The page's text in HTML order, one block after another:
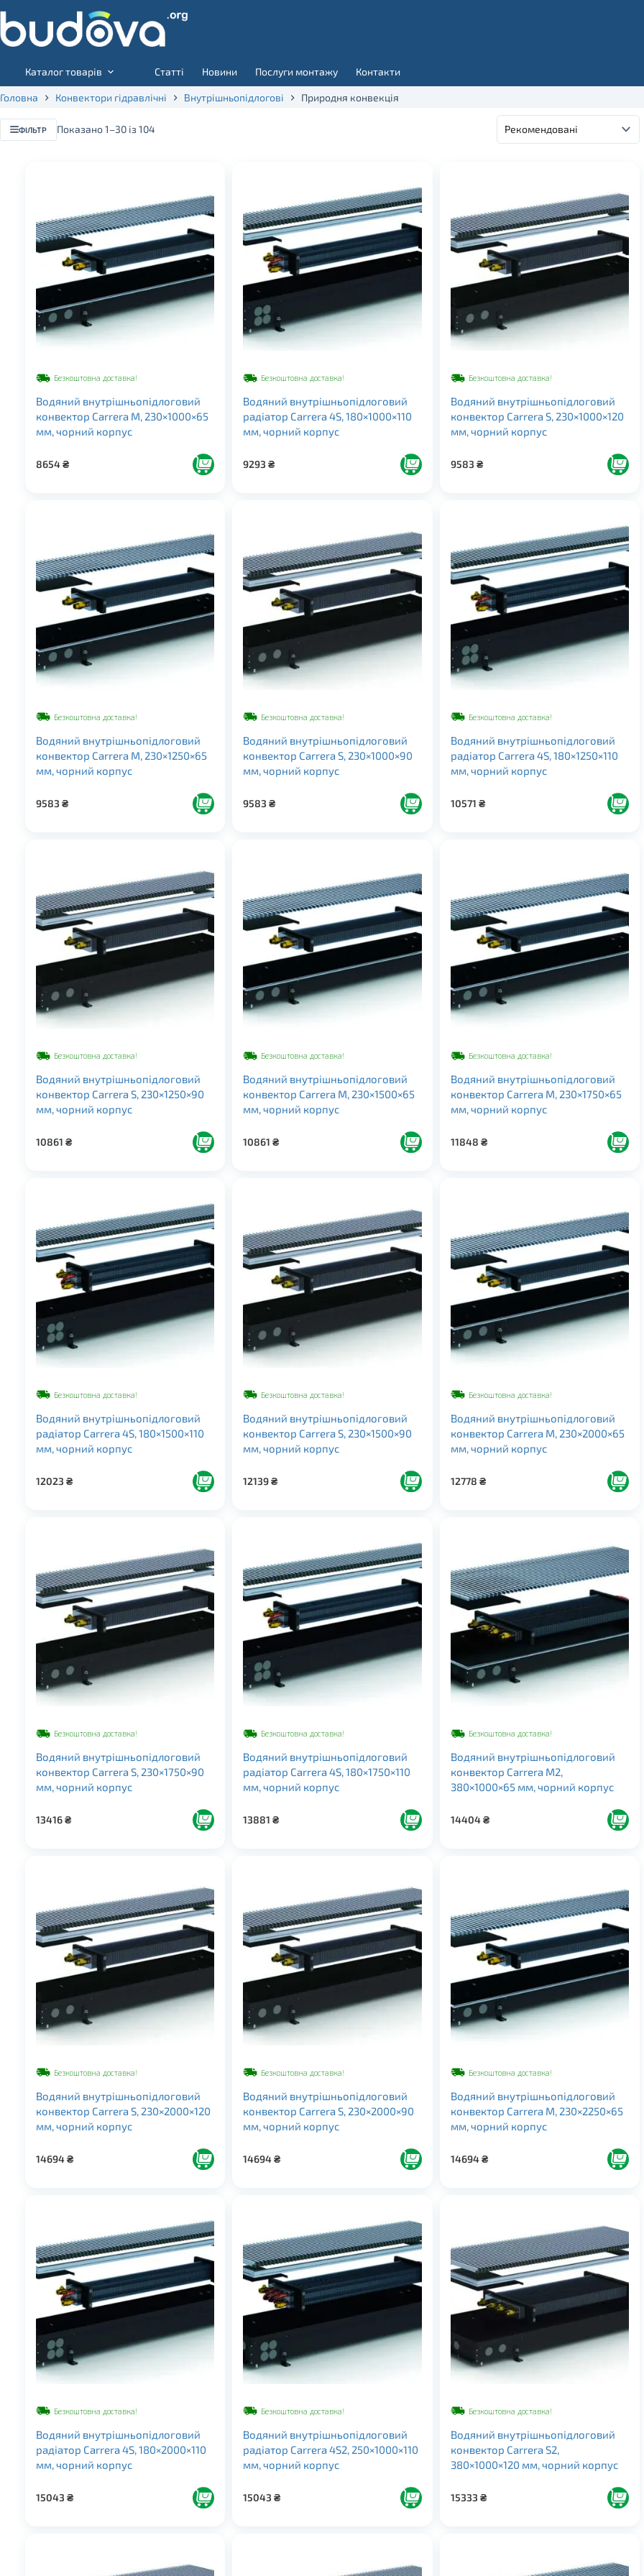
to
content
Каталог товарів
Статті Новини Послуги монтажу Контакти
Головна Конвектори гідравлічні Внутрішньопідлогові Природня конвекція
ФІЛЬТР Показано 1–30 із 104
Безкоштовна доставка!
Водяний внутрішньопідлоговий
конвектор Carrera M, 230×1000×65
мм, чорний корпус
8654₴
Безкоштовна доставка!
Водяний внутрішньопідлоговий
радіатор Carrera 4S, 180×1000×110
мм, чорний корпус
9293₴
Безкоштовна доставка!
Водяний внутрішньопідлоговий
конвектор Carrera S, 230×1000×120
мм, чорний корпус
9583 ₴
Безкоштовна доставка!
Водяний внутрішньопідлоговий
конвектор Carrera M, 230×1250×65
мм, чорний корпус
9583 ₴
Безкоштовна доставка!
Водяний внутрішньопідлоговий
конвектор Carrera S, 230×1000×90
мм, чорний корпус
9583₴
Безкоштовна доставка!
Водяний внутрішньопідлоговий
радіатор Carrera 4S, 180×1250×110
мм, чорний корпус
10571 ₴
Безкоштовна доставка!
Водяний внутрішньопідлоговий
конвектор Carrera S, 230×1250×90
мм, чорний корпус
10861 ₴
Безкоштовна доставка!
Водяний внутрішньопідлоговий
конвектор Carrera M, 230×1500×65
мм, чорний корпус
10861₴
Безкоштовна доставка!
Водяний внутрішньопідлоговий
конвектор Carrera M, 230×1750×65
мм, чорний корпус
11848 ₴
Безкоштовна доставка!
Водяний внутрішньопідлоговий
радіатор Carrera 4S, 180×1500×110
мм, чорний корпус
12023 ₴
Безкоштовна доставка!
Водяний внутрішньопідлоговий
конвектор Carrera S, 230×1500×90
мм, чорний корпус
12139₴
Безкоштовна доставка!
Водяний внутрішньопідлоговий
конвектор Carrera M, 230×2000×65
мм, чорний корпус
12778 ₴
Безкоштовна доставка!
Водяний внутрішньопідлоговий
конвектор Carrera S, 230×1750×90
мм, чорний корпус
13416₴
Безкоштовна доставка!
Водяний внутрішньопідлоговий
радіатор Carrera 4S, 180×1750×110
мм, чорний корпус
13881₴
Безкоштовна доставка!
Водяний внутрішньопідлоговий
конвектор Carrera M2,
380×1000×65 мм, чорний корпус
14404₴
Безкоштовна доставка!
Водяний внутрішньопідлоговий
конвектор Carrera S, 230×2000×120
мм, чорний корпус
14694₴
Безкоштовна доставка!
Водяний внутрішньопідлоговий
конвектор Carrera S, 230×2000×90
мм, чорний корпус
14694₴
Безкоштовна доставка!
Водяний внутрішньопідлоговий
конвектор Carrera M, 230×2250×65
мм, чорний корпус
14694₴
Безкоштовна доставка!
Водяний внутрішньопідлоговий
радіатор Carrera 4S, 180×2000×110
мм, чорний корпус
15043 ₴
Безкоштовна доставка!
Водяний внутрішньопідлоговий
радіатор Carrera 4S2, 250×1000×110
мм, чорний корпус
15043₴
Безкоштовна доставка!
Водяний внутрішньопідлоговий
конвектор Carrera S2,
380×1000×120 мм, чорний корпус
15333 ₴